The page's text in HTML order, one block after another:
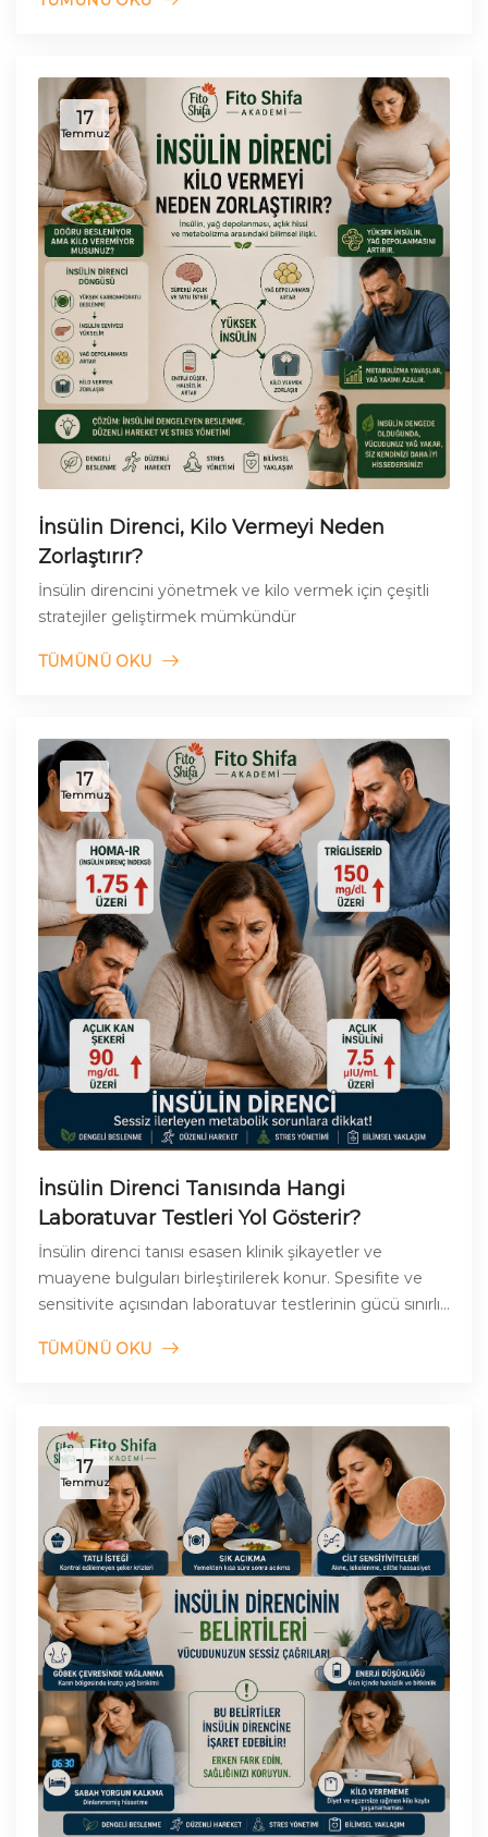
17
Temmuz
İnsülin Direnci, Kilo Vermeyi Neden
Zorlaştırır?
İnsülin direncini yönetmek ve kilo vermek için çeşitli
stratejiler geliştirmek mümkündür
TÜMÜNÜ OKU
17
Temmuz
İnsülin Direnci Tanısında Hangi
Laboratuvar Testleri Yol Gösterir?
İnsülin direnci tanısı esasen klinik şikayetler ve
muayene bulguları birleştirilerek konur. Spesifite ve
sensitivite açısından laboratuvar testlerinin gücü sınırlı
TÜMÜNÜ OKU
17
Temmuz